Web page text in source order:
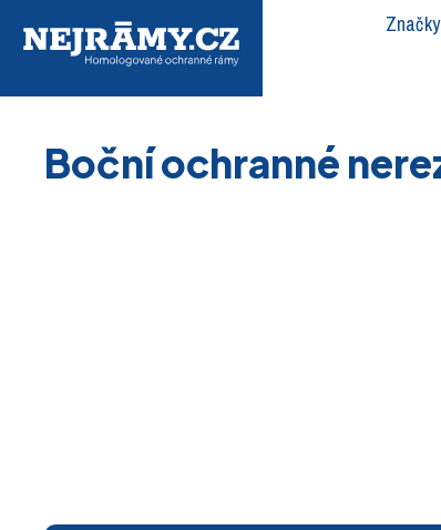
Boční ochranné